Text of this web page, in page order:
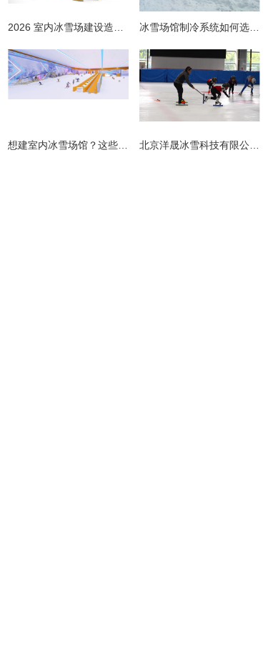
冰雪场馆制冷系统如何选择更节能？从设计到运维的全链路节能指南
北京洋晟冰雪科技有限公司扎根首都北京，是国内领先的室内冰雪场馆建设一站式服务商。